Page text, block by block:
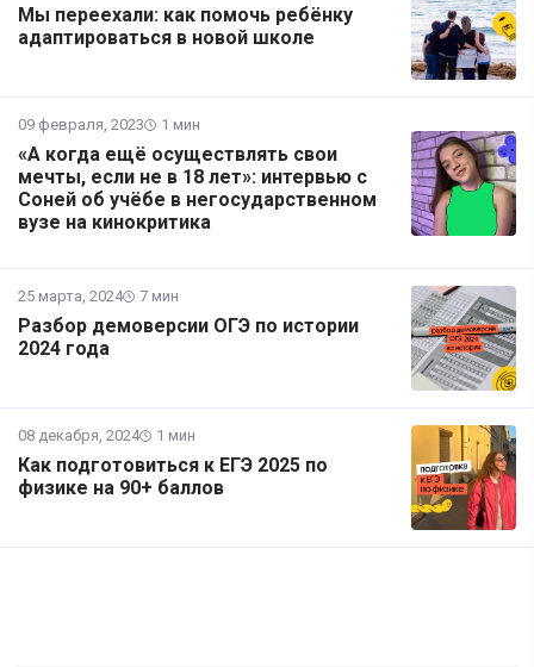
Мы переехали: как помочь ребёнку
адаптироваться в новой школе
09 февраля, 2023 1 мин
«А когда ещё осуществлять свои
мечты, если не в 18 лет»: интервью с
Соней об учёбе в негосударственном
вузе на кинокритика
25 марта, 2024 7 мин
Разбор демоверсии ОГЭ по истории
2024 года
08 декабря, 2024 1 мин
Как подготовиться к ЕГЭ 2025 по
физике на 90+ баллов